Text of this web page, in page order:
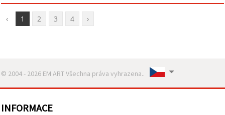
‹ 1 2 3 4 ›
© 2004 - 2026 EM ART Všechna práva vyhrazena..
INFORMACE